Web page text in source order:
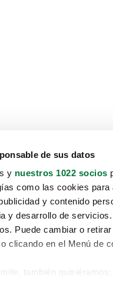
de sus datos
y nuestros 1022 socios
como las cookies
y contenido
y desarrollo de
Puede cambiar o
clicando en el Menú de
también quisiéramos: